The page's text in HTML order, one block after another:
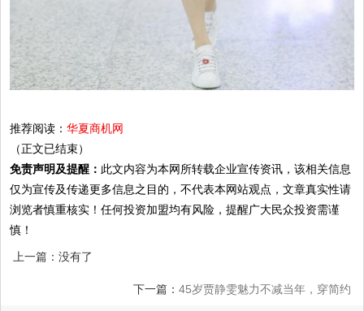
推荐阅读：华夏商机网
（正文已结束）
免责声明及提醒： 此文内容为本网所转载企业宣传资讯，该相关信息
仅为宣传及传递更多信息之目的，不代表本网站观点，文章真实性请
浏览者慎重核实！任何投资加盟均有风险，提醒广大民众投资需谨
慎！
上一篇：没有了
下一篇： 45岁贾静雯魅力不减当年，穿简约